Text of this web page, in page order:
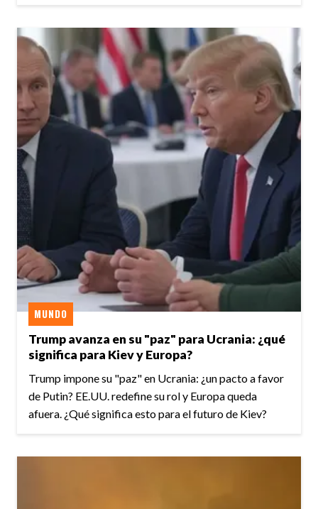
Trump avanza en su "paz" para Ucrania: ¿qué
significa para Kiev y Europa?
MUNDO
Trump impone su "paz" en Ucrania: ¿un pacto a favor
de Putin? EE.UU. redefine su rol y Europa queda
afuera. ¿Qué significa esto para el futuro de Kiev?